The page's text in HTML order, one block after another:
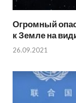
Огромный
к Земле на
26.09.2021